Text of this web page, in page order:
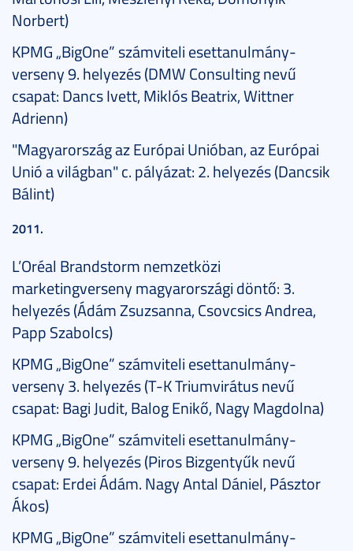
Norbert)
KPMG „BigOne” számviteli esettanulmány-
verseny 9. helyezés (DMW Consulting nevű
csapat: Dancs Ivett, Miklós Beatrix, Wittner
Adrienn)
"Magyarország az Európai Unióban, az Európai
Unió a világban" c. pályázat: 2. helyezés (Dancsik
Bálint)
2011.
L’Oréal Brandstorm nemzetközi
marketingverseny magyarországi döntő: 3.
helyezés (Ádám Zsuzsanna, Csovcsics Andrea,
Papp Szabolcs)
KPMG „BigOne” számviteli esettanulmány-
verseny 3. helyezés (T-K Triumvirátus nevű
csapat: Bagi Judit, Balog Enikő, Nagy Magdolna)
KPMG „BigOne” számviteli esettanulmány-
verseny 9. helyezés (Piros Bizgentyűk nevű
csapat: Erdei Ádám. Nagy Antal Dániel, Pásztor
Ákos)
KPMG „BigOne” számviteli esettanulmány-